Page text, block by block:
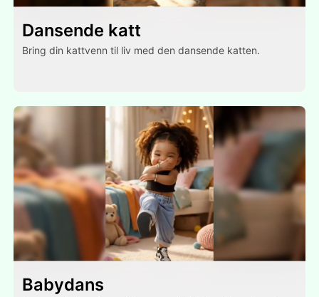
Dansende katt
Bring din kattvenn til liv med den dansende katten.
Babydans